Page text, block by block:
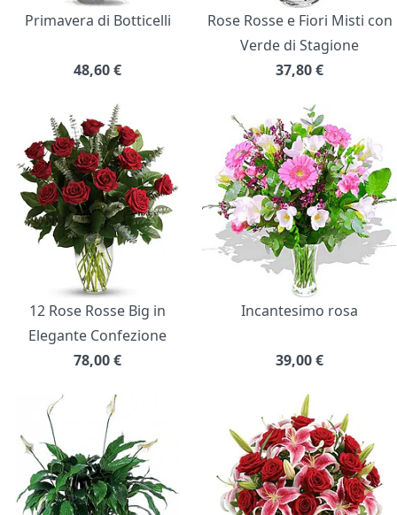
Primavera di Botticelli
48,60€
Rose Rosse e Fiori Misti con
Verde di Stagione
37,80€
12 Rose Rosse Big in
Elegante Confezione
78,00€
Incantesimo rosa
39,00€